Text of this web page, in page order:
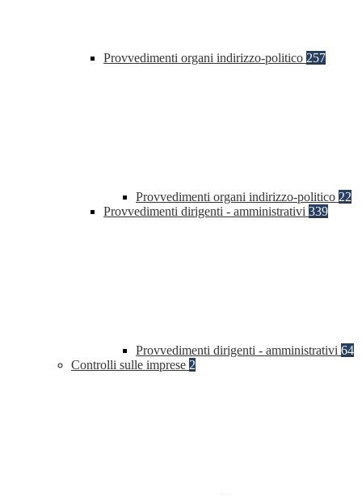
Provvedimenti organi indirizzo-politico 257
Provvedimenti organi indirizzo-politico 22
Provvedimenti dirigenti - amministrativi 339
Provvedimenti dirigenti - amministrativi 64
Controlli sulle imprese 2